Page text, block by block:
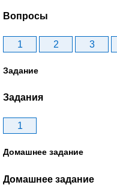
Вопросы
1 2 3
Задание
Задания
1
Домашнее задание
Домашнее задание